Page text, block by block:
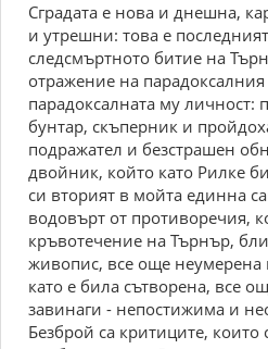
Сградата е нова и днешна,
и утрешни: това е
следсмъртното битие на
отражение на
парадоксалната му личност:
бунтар, скъперник и
подражател и безстрашен
двойник, който като Рилке
си вторият в мойта единна
водовърт от противоречия,
кръвотечение на Търнър,
живопис, все още неумерена
като е била сътворена, все
завинаги - непостижима и
Безброй са критиците, които